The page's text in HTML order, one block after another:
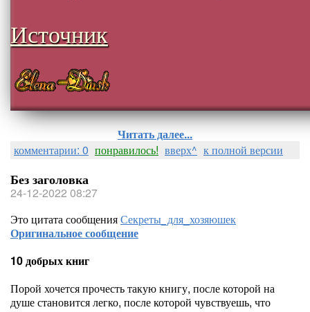
Источник
Читать далее...
комментарии: 0 понравилось! вверх^ к полной версии
Без заголовка
24-12-2022 08:27
Это цитата сообщенияСекреты_для_хозяюшек
Оригинальное сообщение
10 добрых книг
Порой хочется прочесть такую книгу, после которой на
душе становится легко, после которой чувствуешь, что